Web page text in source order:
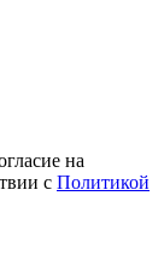
на
с Политикой